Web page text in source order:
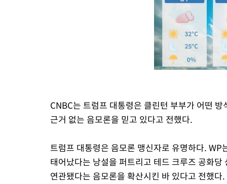
CNBC는 트럼프 대통령은 클린턴 부부가 어떤
근거 없는 음모론을 믿고 있다고 전했다.
트럼프 대통령은 음모론 맹신자로 유명하다.
태어났다는 낭설을 퍼트리고 테드 크루즈 공화
연관됐다는 음모론을 확산시킨 바 있다고 전했다.